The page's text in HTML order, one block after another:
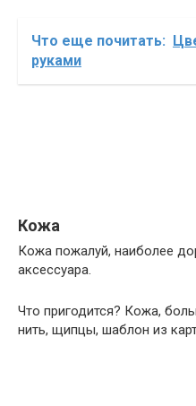
Что еще почитать:
руками
Кожа
Кожа пожалуй, наиболее
аксессуара.
Что пригодится? Кожа,
нить, щипцы, шаблон из